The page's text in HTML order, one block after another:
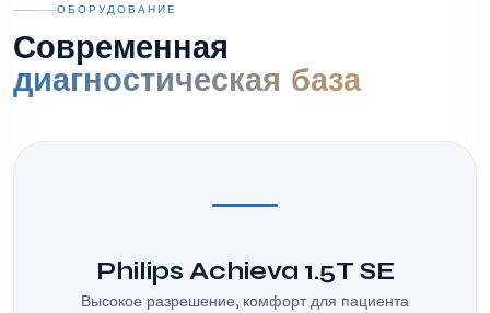
ОБОРУДОВАНИЕ
Современная
диагностическая база
Philips Achieva 1.5T SE
Высокое разрешение, комфорт для пациента